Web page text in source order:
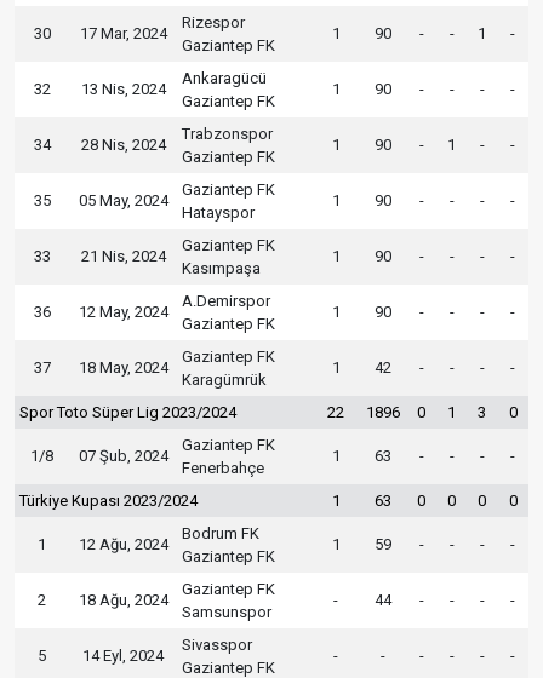
30 17 Mar, 2024
Rizespor
Gaziantep FK
1 90 - - 1 -
32 13 Nis, 2024
Ankaragücü
Gaziantep FK
1 90 - - - -
34 28 Nis, 2024
Trabzonspor
Gaziantep FK
1 90 - 1 - -
35 05 May, 2024
Gaziantep FK
Hatayspor
1 90 - - - -
33 21 Nis, 2024
Gaziantep FK
Kasımpaşa
1 90 - - - -
36 12 May, 2024
A.Demirspor
Gaziantep FK
1 90 - - - -
37 18 May, 2024
Gaziantep FK
Karagümrük
1 42 - - - -
Spor Toto Süper Lig 2023/2024 22 1896 0 1 3 0
1/8 07 Şub, 2024
Gaziantep FK
Fenerbahçe
1 63 - - - -
Türkiye Kupası 2023/2024 1 63 0 0 0 0
1 12 Ağu, 2024
Bodrum FK
Gaziantep FK
1 59 - - - -
2 18 Ağu, 2024
Gaziantep FK
Samsunspor
- 44 - - - -
5 14 Eyl, 2024
Sivasspor
Gaziantep FK
- - - - - -